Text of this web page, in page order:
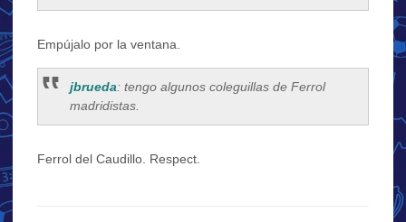
Empújalo por la ventana.
jbrueda: tengo algunos coleguillas de Ferrol
madridistas.
Ferrol del Caudillo. Respect.